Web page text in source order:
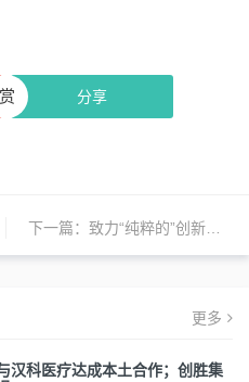
分享
赏
下一篇： 致力“纯粹的”创新药公司，诺华拟消减眼科投资并出售部分眼科资产
更多
汉科医疗达成本土合作；创胜集